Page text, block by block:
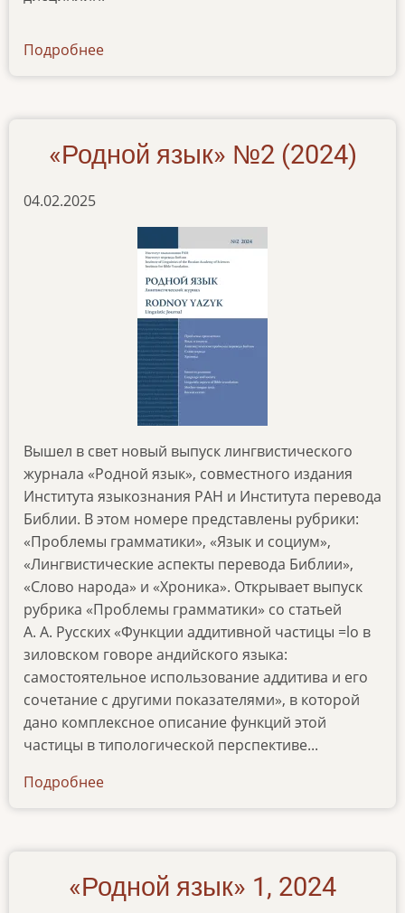
Подробнее
yazyk-
scopus
«Родной язык» №2 (2024)
04.02.2025
Вышел в свет новый выпуск лингвистического
журнала «Родной язык», совместного издания
Института языкознания РАН и Института перевода
Библии. В этом номере представлены рубрики:
«Проблемы грамматики», «Язык и социум»,
«Лингвистические аспекты перевода Библии»,
«Слово народа» и «Хроника». Открывает выпуск
рубрика «Проблемы грамматики» со статьей
А. А. Русских «Функции аддитивной частицы =lo в
зиловском говоре андийского языка:
самостоятельное использование аддитива и его
сочетание с другими показателями», в которой
дано комплексное описание функций этой
частицы в типологической перспективе...
Подробнее
2-
«Родной язык» 1, 2024